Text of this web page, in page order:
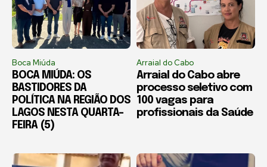
Boca Miúda
BOCA MIÚDA: OS
BASTIDORES DA
POLÍTICA NA REGIÃO DOS
LAGOS NESTA QUARTA-
FEIRA (5)
Arraial do Cabo
Arraial do Cabo abre
processo seletivo com
100 vagas para
profissionais da Saúde